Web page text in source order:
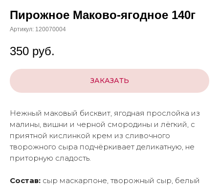
Пирожное Маково-ягодное 140г
Артикул: 120070004
350 руб.
ЗАКАЗАТЬ
Нежный маковый бисквит, ягодная прослойка из
малины, вишни и черной смородины и лёгкий, с
приятной кислинкой крем из сливочного
творожного сыра подчёркивает деликатную, не
приторную сладость.
Состав: сыр маскарпоне, творожный сыр, белый